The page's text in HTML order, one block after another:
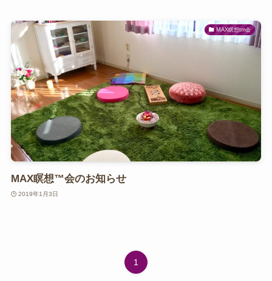
MAX瞑想tm会
MAX瞑想™️会のお知らせ
2019年1月3日
1